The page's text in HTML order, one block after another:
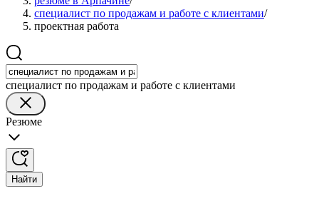
специалист по продажам и работе с клиентами/
проектная работа
специалист по продажам и работе с клиентами
Резюме
Найти